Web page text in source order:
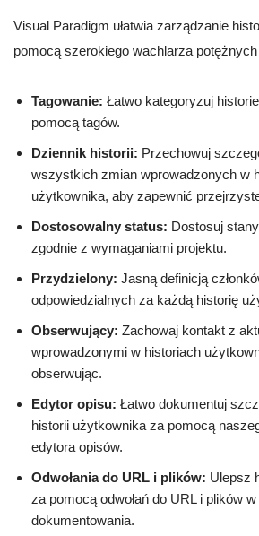
Visual Paradigm ułatwia zarządzanie
pomocą szerokiego wachlarza
Tagowanie: Łatwo kategoryzuj
pomocą tagów.
Dziennik historii: Przechowuj
wszystkich zmian wprowadzonych w
użytkownika, aby zapewnić
Dostosowalny status: Dostosuj
zgodnie z wymaganiami projektu.
Przydzielony: Jasną definicją
odpowiedzialnych za każdą historię
Obserwujący: Zachowaj kontakt z
wprowadzonymi w historiach
obserwując.
Edytor opisu: Łatwo dokumentuj
historii użytkownika za pomocą
edytora opisów.
Odwołania do URL i plików: Ulepsz
za pomocą odwołań do URL i plików
dokumentowania.